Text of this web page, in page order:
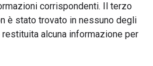
corrispondenti. Il terzo
è stato trovato in nessuno degli
alcuna informazione per